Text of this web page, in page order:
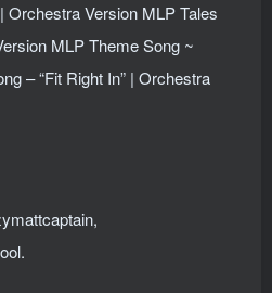
Orchestra Version MLP Tales
MLP Theme Song ~
– “Fit Right In” | Orchestra